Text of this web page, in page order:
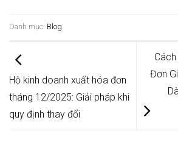
Danh mục: Blog
Hộ kinh doanh xuất hóa đơn
tháng 12/2025: Giải pháp khi
quy định thay đổi
Đơn